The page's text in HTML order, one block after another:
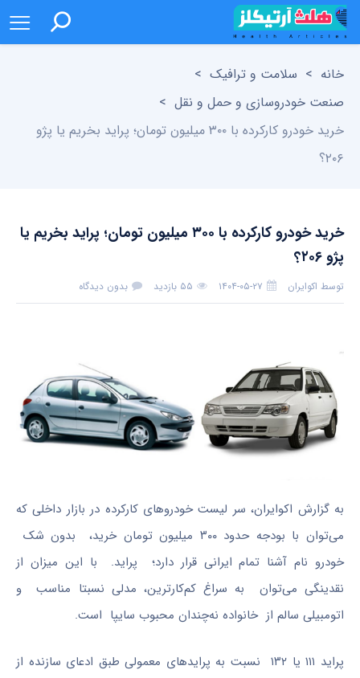
خانه > سلامت و ترافیک >
صنعت خودروسازی و حمل و نقل >
خرید خودرو کارکرده با ۳۰۰ میلیون تومان؛ پراید بخریم یا پژو
۲۰۶؟
خرید خودرو کارکرده با ۳۰۰ میلیون تومان؛ پراید بخریم یا
پژو ۲۰۶؟
توسط اکوایران ۱۴۰۴-۰۵-۲۷ ۵۵ بازدید بدون دیدگاه
به گزارش اکوایران، سر لیست خودروهای کارکرده در بازار داخلی که
می‌توان با بودجه حدود ۳۰۰ میلیون تومان خرید، بدون شک
خودرو نام آشنا تمام ایرانی‌ قرار دارد؛ پراید. با این میزان از
نقدینگی می‌توان به سراغ کم‌کارترین، مدلی نسبتا مناسب و
اتومبیلی سالم‌ از خانواده نه‌چندان محبوب سایپا است.
پراید ۱۱۱ یا ۱۳۲ نسبت به پرایدهای معمولی طبق ادعای سازنده از